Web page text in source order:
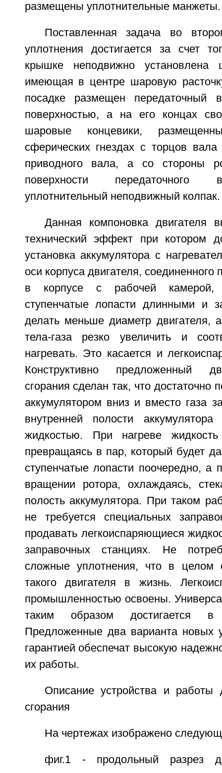
размещены уплотнительные манжеты.
Поставленная задача во
уплотнения достигается за счет
крышке неподвижно установлена
имеющая в центре шаровую
посадке размещен передаточный
поверхностью, а на его концах
шаровые концевики,
сферических гнездах с торцов
приводного вала, а со стороны
поверхности передаточного
уплотнительный неподвижный колпак.
Данная компоновка двигателя
технический эффект при котором
установка аккумулятора с
оси корпуса двигателя, соединенного
в корпусе с рабочей камерой,
ступенчатые лопасти длинными и
делать меньше диаметр двигателя,
тела-газа резко увеличить и
нагревать. Это касается и
Конструктивно предложенный
сгорания сделан так, что достаточно
аккумулятором вниз и вместо газа
внутренней полости аккумулятора
жидкостью. При нагреве жидкость
превращаясь в пар, который будет
ступенчатые лопасти поочередно,
вращении ротора, охлаждаясь,
полость аккумулятора. При таком
не требуется специальных
продавать легкоиспаряющиеся
заправочных станциях. Не
сложные уплотнения, что в целом
такого двигателя в жизнь.
промышленностью освоены.
таким образом достигается
Предложенные два варианта новых
гарантией обеспечат высокую
их работы.
Описание устройства и работы
сгорания
На чертежах изображено
фиг.1 - продольный разрез